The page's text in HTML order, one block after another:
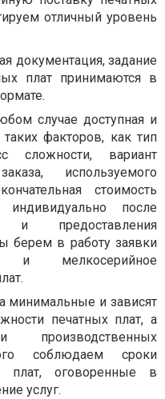
отличный уровень
документация, задание
плат принимаются в
случае доступная и
факторов, как тип
сложности, вариант
используемого
стоимость
индивидуально после
и предоставления
берем в работу заявки
и мелкосерийное
минимальные и зависят
печатных плат, а
производственных
соблюдаем сроки
плат, оговоренные в
услуг.